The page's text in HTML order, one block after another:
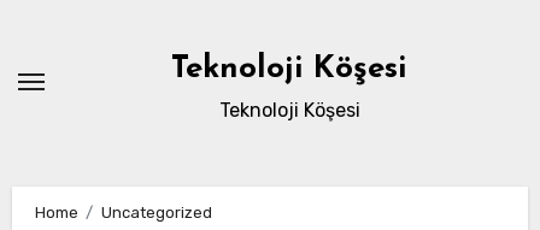
content
Teknoloji Köşesi
Teknoloji Köşesi
Home
Uncategorized